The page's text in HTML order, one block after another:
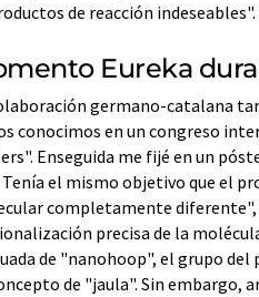
de reacción indeseables".
Eureka
germano-catalana
conocimos en un congreso
Enseguida me fijé en un
Tenía el mismo objetivo que el
completamente diferente",
precisa de la
de "nanohoop", el grupo del
de "jaula". Sin embargo,